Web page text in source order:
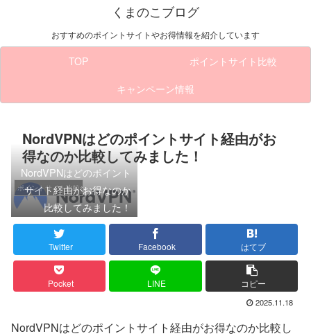
くまのこブログ
おすすめのポイントサイトやお得情報を紹介しています
TOP
ポイントサイト比較
キャンペーン情報
NordVPNはどのポイントサイト経由がお
得なのか比較してみました！
ポイントサイト比較
NordVPNはどのポイント
サイト経由がお得なのか
比較してみました！
Twitter Facebook はてブ
Pocket LINE コピー
2025.11.18
NordVPNはどのポイントサイト経由がお得なのか比較し